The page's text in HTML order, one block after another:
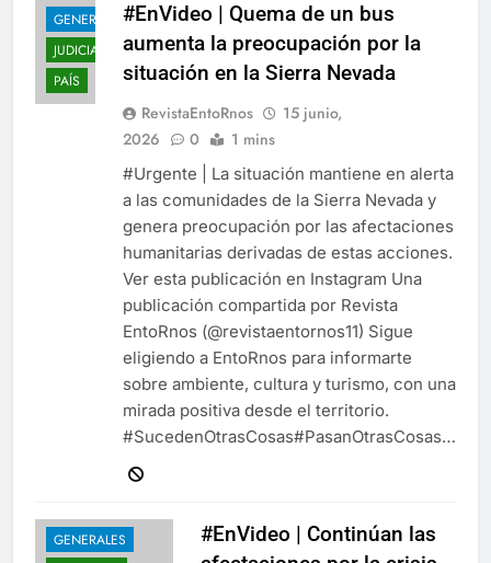
GENERALES
JUDICIALES
PAÍS
#EnVideo | Quema de un bus
aumenta la preocupación por la
situación en la Sierra Nevada
RevistaEntoRnos
15 junio,
2026
0 1 mins
#Urgente | La situación mantiene en alerta
a las comunidades de la Sierra Nevada y
genera preocupación por las afectaciones
humanitarias derivadas de estas acciones.
Ver esta publicación en Instagram Una
publicación compartida por Revista
EntoRnos (@revistaentornos11) Sigue
eligiendo a EntoRnos para informarte
sobre ambiente, cultura y turismo, con una
mirada positiva desde el territorio.
#SucedenOtrasCosas#PasanOtrasCosas…
GENERALES
#EnVideo | Continúan las